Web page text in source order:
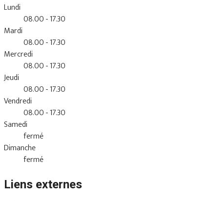
Lundi
08.00 - 17.30
Mardi
08.00 - 17.30
Mercredi
08.00 - 17.30
Jeudi
08.00 - 17.30
Vendredi
08.00 - 17.30
Samedi
fermé
Dimanche
fermé
Liens externes